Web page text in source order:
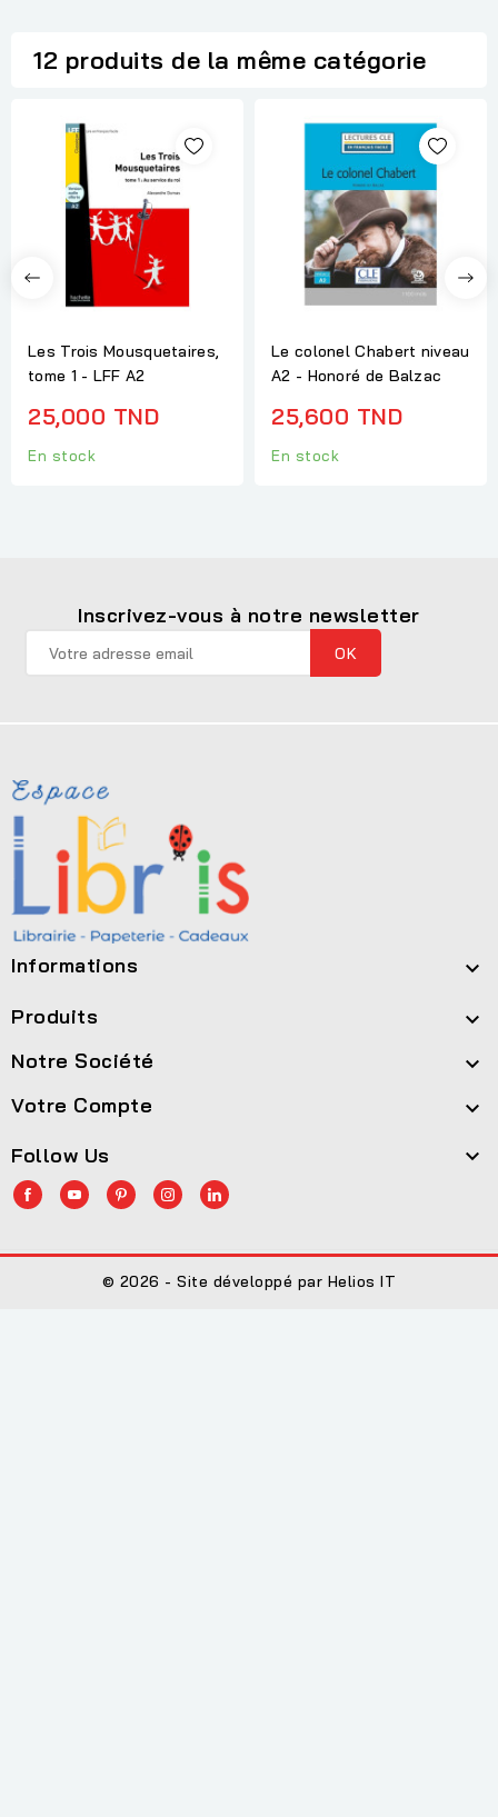
12 produits de la même catégorie
Les Trois Mousquetaires,
tome 1 - LFF A2
25,000 TND
En stock
Le colonel Chabert niveau
A2 - Honoré de Balzac
25,600 TND
En stock
Inscrivez-vous à notre newsletter
Informations 
Produits 
Notre Société 
Votre Compte 
Follow Us 
© 2026 - Site développé par Helios IT